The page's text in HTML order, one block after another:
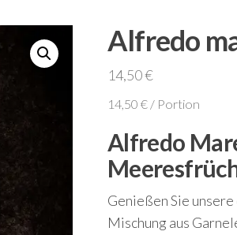
Alfredo
14,50€
14,50 €/ Portion
Alfredo
Genießen Sie
Mischung aus